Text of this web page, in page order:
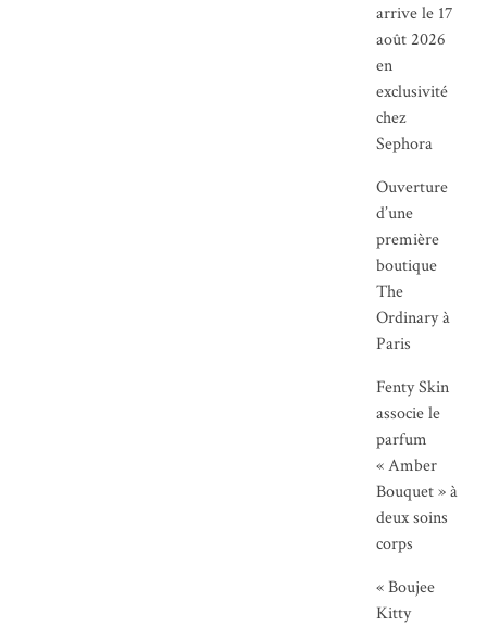
arrive le 17
août 2026
en
exclusivité
chez
Sephora
Ouverture
d’une
première
boutique
The
Ordinary à
Paris
Fenty Skin
associe le
parfum
« Amber
Bouquet » à
deux soins
corps
« Boujee
Kitty